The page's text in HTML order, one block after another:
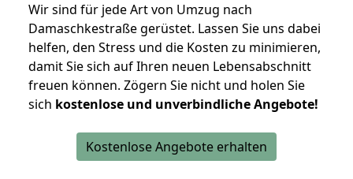
Wir sind für jede Art von Umzug nach
Damaschkestraße gerüstet. Lassen Sie uns dabei
helfen, den Stress und die Kosten zu minimieren,
damit Sie sich auf Ihren neuen Lebensabschnitt
freuen können. Zögern Sie nicht und holen Sie
sich kostenlose und unverbindliche Angebote!
Kostenlose Angebote erhalten